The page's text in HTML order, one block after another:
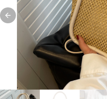
Previous slide